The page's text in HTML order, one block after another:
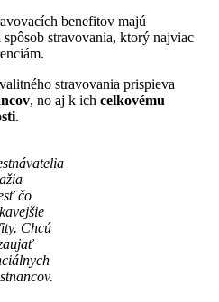
benefitov majú
stravovania, ktorý najviac
stravovania prispieva
, no aj k ich celkovému
.
čo
Chcú